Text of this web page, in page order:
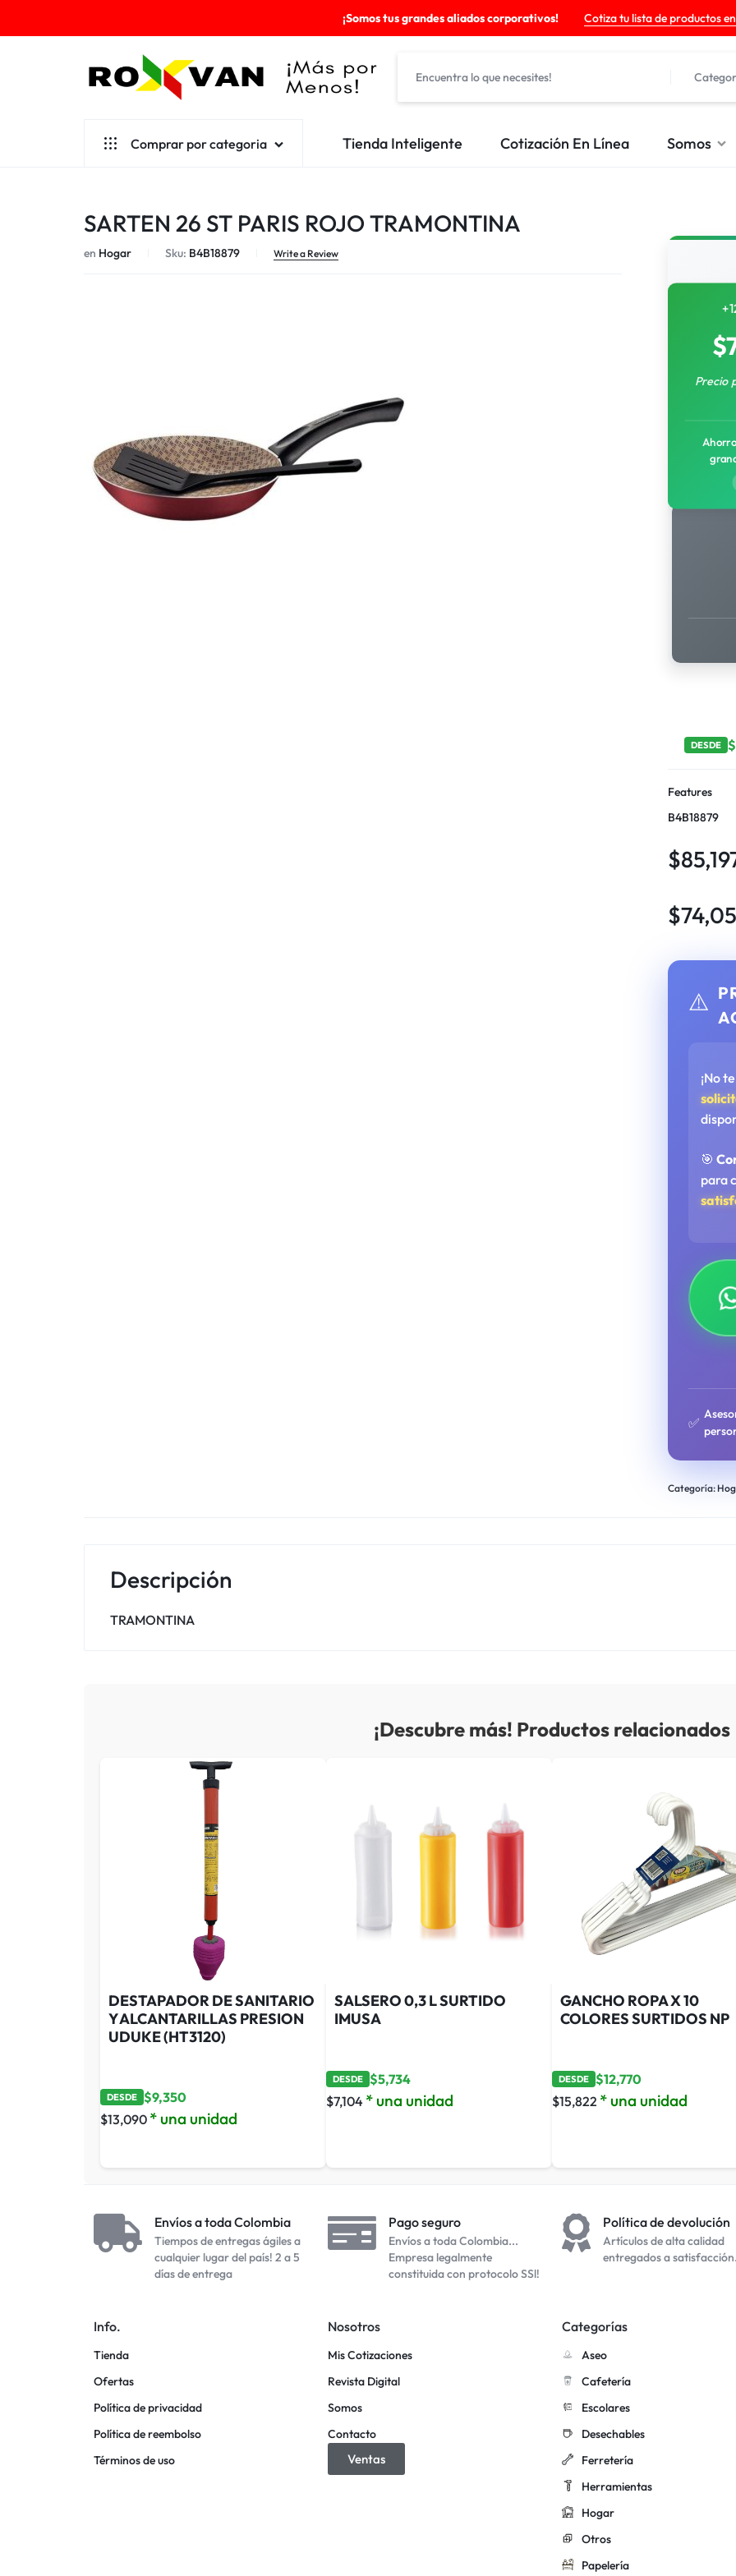
¡Somos tus grandes aliados corporativos! Cotiza tu lista de productos
¡MÁS
MENOS!
Comprar por categoria
Cafetería
Escolares
Papelería
Tecnología
Todas las categorías
Tienda Inteligente Cotización En Línea Somos
SARTEN 26 ST PARIS ROJO TRAMONTINA
en Hogar Sku: B4B18879 Write a Review
$
Precio
DESDE $
Features
B4B18879
$
$
⚠️
¡No
🎯
para
✅
Categoría:
Descripción
TRAMONTINA
¡Descubre más! Productos relacionados
DESTAPADOR DE SANITARIO
Y ALCANTARILLAS PRESION
UDUKE (HT3120)
DESDE $9,350
$13,090 * una unidad
SALSERO 0,3 L SURTIDO
IMUSA
DESDE $5,734
$7,104 * una unidad
GANCHO ROPA X 10
COLORES SURTIDOS NP
DESDE $12,770
$15,822 * una unidad
Envíos a toda Colombia
Tiempos de entregas ágiles a
cualquier lugar del país! 2 a 5
días de entrega
Pago seguro
Envíos a toda Colombia...
Empresa legalmente
constituida con protocolo SSl!
Política de devolución
Artículos de alta calidad
entregados a
Info.
Tienda
Ofertas
Política de privacidad
Política de reembolso
Términos de uso
Nosotros
Mis Cotizaciones
Revista Digital
Somos
Contacto
Ventas
Categorías
Aseo
Cafetería
Escolares
Desechables
Ferretería
Herramientas
Hogar
Otros
Papelería